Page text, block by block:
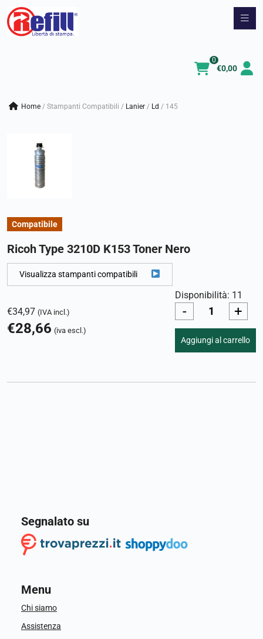
Vai
€0,00
0
Home / Stampanti Compatibili / lanier / ld / 145
Compatibile
Ricoh Type 3210D K153 Toner Nero
Visualizza stampanti compatibili
€34,97 (IVA incl.)
€28,66 (iva escl.)
Disponibilità: 11
- +
Aggiungi al carrello
Segnalato su
Menu
Chi siamo
Assistenza